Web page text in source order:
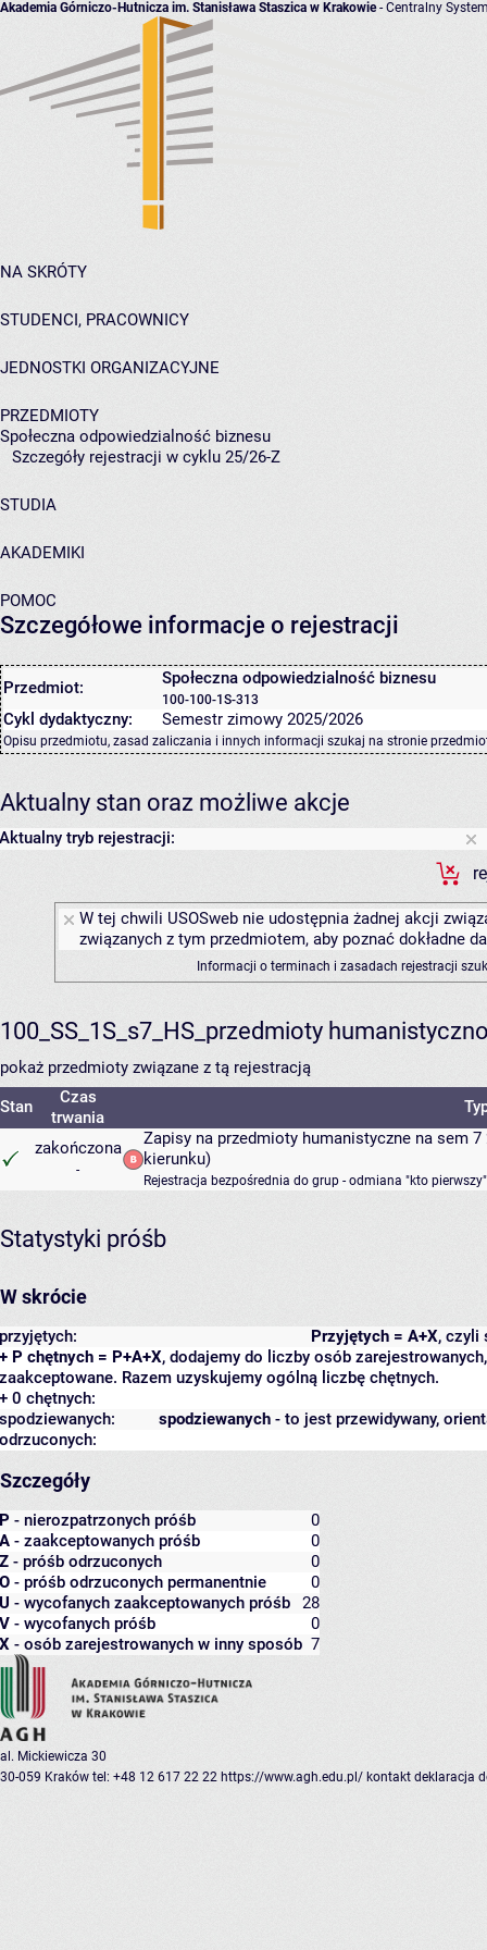
Akademia Górniczo-Hutnicza im. Stanisława Staszica w Krakowie- Centralny
NA SKRÓTY
STUDENCI, PRACOWNICY
JEDNOSTKI ORGANIZACYJNE
PRZEDMIOTY
Społeczna odpowiedzialność biznesu
Szczegóły rejestracji w cyklu 25/26-Z
STUDIA
AKADEMIKI
POMOC
Szczegółowe informacje o rejestracji
Przedmiot: Społeczna odpowiedzialność biznesu
100-100-1S-313
Cykl dydaktyczny: Semestr zimowy 2025/2026
Opisu przedmiotu, zasad zaliczania i innych informacji szukaj na stronie
Aktualny stan oraz możliwe akcje
Aktualny tryb rejestracji:
W tej chwili USOSweb nie udostępnia żadnej akcji
związanych z tym przedmiotem, aby poznać dokładne
Informacji o terminach i zasadach rejestracji
100_SS_1S_s7_HS_przedmioty
pokaż przedmioty związane z tą rejestracją
Stan
Czas
trwania
zakończona
-
Zapisy na przedmioty humanistyczne na sem
kierunku)
Rejestracja bezpośrednia do grup - odmiana "kto pierwszy"
Statystyki próśb
W skrócie
Przyjętych = A+X, czyli
przyjętych:
+ P chętnych = P+A+X, dodajemy do liczby osób
zaakceptowane. Razem uzyskujemy ogólną liczbę chętnych.
+ 0 chętnych:
spodziewanych - to jest przewidywany,
spodziewanych:
odrzuconych:
Szczegóły
P - nierozpatrzonych próśb
0
A - zaakceptowanych próśb
0
Z - próśb odrzuconych
0
O - próśb odrzuconych permanentnie
0
U - wycofanych zaakceptowanych próśb
28
V - wycofanych próśb
0
X - osób zarejestrowanych w inny sposób 7
al. Mickiewicza 30
30-059 Kraków tel: +48 12 617 22 22 https://www.agh.edu.pl/ kontakt deklaracja